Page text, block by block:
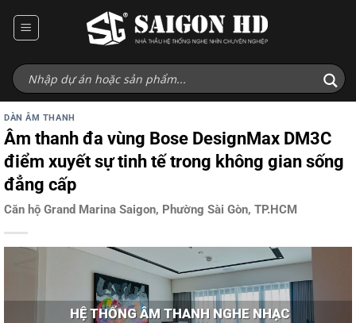
qua
dung
DÀN ÂM THANH
Âm thanh đa vùng Bose DesignMax DM3C
điểm xuyết sự tinh tế trong không gian sống
đẳng cấp
Căn hộ Grand Marina Saigon, Phường Sài Gòn, TP.HCM
HỆ THỐNG ÂM THANH NGHE NHẠC